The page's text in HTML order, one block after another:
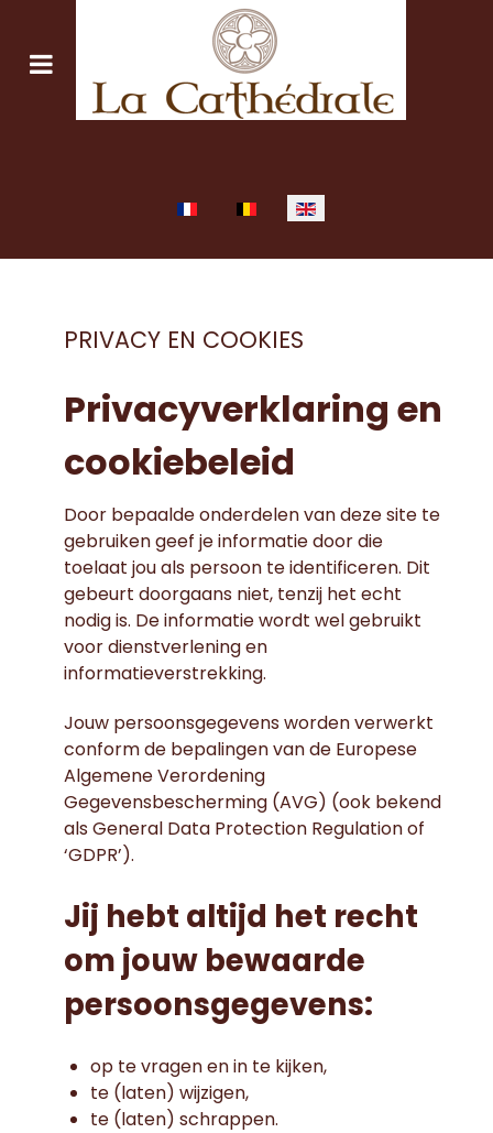
Select your language
PRIVACY EN COOKIES
Privacyverklaring en
cookiebeleid
Door bepaalde onderdelen van deze site te
gebruiken geef je informatie door die
toelaat jou als persoon te identificeren. Dit
gebeurt doorgaans niet, tenzij het echt
nodig is. De informatie wordt wel gebruikt
voor dienstverlening en
informatieverstrekking.
Jouw persoonsgegevens worden verwerkt
conform de bepalingen van de Europese
Algemene Verordening
Gegevensbescherming (AVG) (ook bekend
als General Data Protection Regulation of
‘GDPR’).
Jij hebt altijd het recht
om jouw bewaarde
persoonsgegevens:
op te vragen en in te kijken,
te (laten) wijzigen,
te (laten) schrappen.